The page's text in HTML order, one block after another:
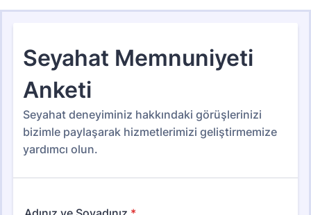
Geri Bildirim Formları Seyahat Geri Bildirim Formları
Seyahat Geri Bildirim Formları
Form Şablonu Kategorileri